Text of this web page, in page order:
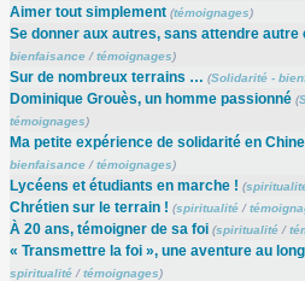
Aimer tout simplement (témoignages)
Se donner aux autres, sans attendre autre
bienfaisance/témoignages)
Sur de nombreux terrains … (Solidarité -
Dominique Grouès, un homme passionné (
témoignages)
Ma petite expérience de solidarité en Chine
bienfaisance/témoignages)
Lycéens et étudiants en marche ! (
Chrétien sur le terrain ! (spiritualité/
À 20 ans, témoigner de sa foi (spiritualité/
« Transmettre la foi », une aventure au
spiritualité/témoignages)